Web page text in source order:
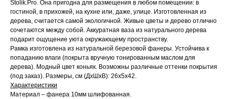
Stolik.Pro. Она пригодна для размещения в любом помещении: в
гостиной, в прихожей, на кухне или, даже, улице. Изготовленная из
дерева, считается самой экологичной. Живые цветы и дерево отлично
сочетаются между собой. Аккуратная ваза из натурального дерева
подарит ощущение уюта окружающему пространству.
Рамка изготовлена из натуральной березовой фанеры. Устойчива к
попаданию влаги (покрыта вручную тонированным маслом для
дерева). Модный цвет коньяк. Возможны различные оттенки покрытия
(под заказ). Размеры, см (ДхШхВ): 26х5х42.
Характеристики
Материал – фанера 10мм шлифованная.